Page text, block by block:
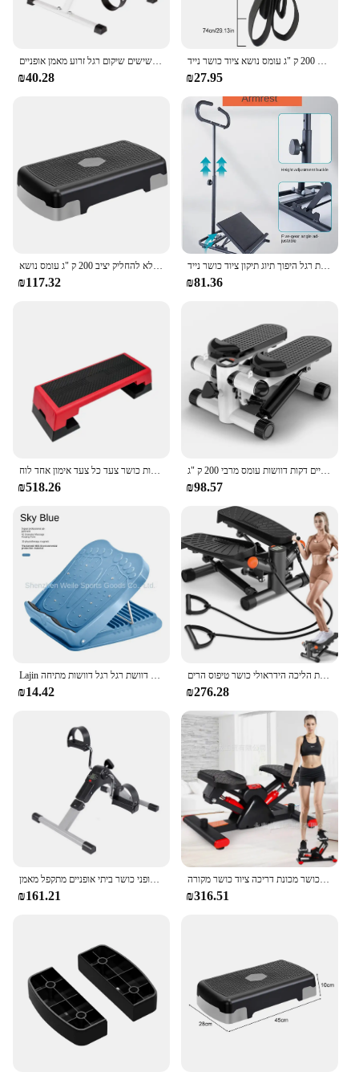
₪40.28 ₪27.95
₪117.32
ציוד כושר מתיחה משותף קרסול מתיחה קצב דוושת רגל היפוך תיוג תיקון ציוד כושר נייד
₪81.36
₪518.26
ציוד כושר אובדן משקל לנשים עומד עדיין ציוד כושר רב תפקודי רגליים דקות דוושות עומס מרבי 200 ק "ג
₪98.57
₪14.42
מכונת פדלים מיני חדש מכונת הליכה הידראולי כושר טיפוס הרים
₪276.28
מיני כושר מתקפל מיני אופני כושר ביתי אופניים מתקפל מאמן
₪161.21
אימון דוושת מיני ביתי חדר כושר גופני רב תכליתיים הידראולי צעד כושר מכונת דריכה ציוד כושר מקורה
₪316.51